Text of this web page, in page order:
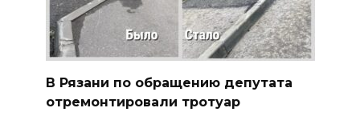
В Рязани по обращению депутата
отремонтировали тротуар